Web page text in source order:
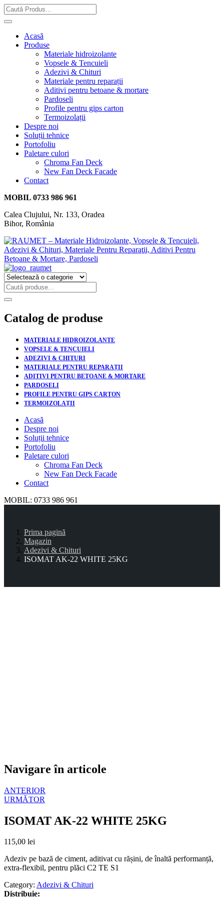
Acasă
Produse
Materiale hidroizolante
Vopsele & Tencuieli
Adezivi & Chituri
Materiale pentru reparații
Aditivi pentru betoane & mortare
Pardoseli
Profile pentru gips carton
Termoizolații
Despre noi
Soluții tehnice
Portofoliu
Paletare culori
Chroma Fan Deck
New Fan Deck Facade
Contact
MOBIL 0733 986 961
Calea Clujului, Nr. 133, Oradea
Bihor, România
Catalog de produse
MATERIALE HIDROIZOLANTE
VOPSELE & TENCUIELI
ADEZIVI & CHITURI
MATERIALE PENTRU REPARAȚII
ADITIVI PENTRU BETOANE & MORTARE
PARDOSELI
PROFILE PENTRU GIPS CARTON
TERMOIZOLAȚII
Acasă
Despre noi
Soluții tehnice
Portofoliu
Paletare culori
Chroma Fan Deck
New Fan Deck Facade
Contact
MOBIL: 0733 986 961
Prima pagină
Magazin
Adezivi & Chituri
ISOMAT AK-22 WHITE 25KG
Navigare în articole
ANTERIOR
URMĂTOR
ISOMAT AK-22 WHITE 25KG
115,00 lei
Adeziv pe bază de ciment, aditivat cu rășini, de înaltă performanță,
extra-flexibil, pentru plăci C2 TE S1
Category: Adezivi & Chituri
Distribuie: